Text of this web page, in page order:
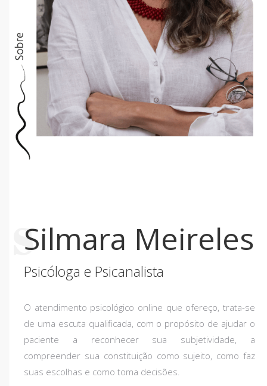
S
Silmara Meireles
Psicóloga e Psicanalista
O atendimento psicológico online que ofereço, trata-se
de uma escuta qualificada, com o propósito de ajudar o
paciente a reconhecer sua subjetividade, a
compreender sua constituição como sujeito, como faz
suas escolhas e como toma decisões.